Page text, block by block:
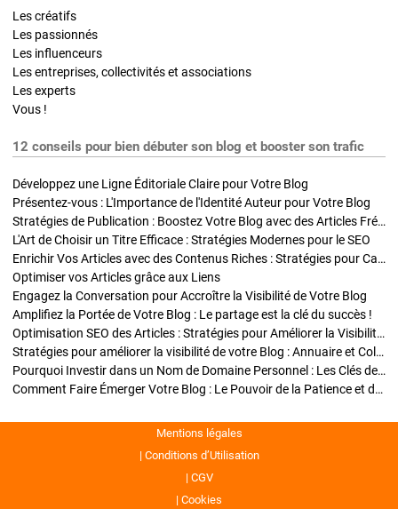
Les créatifs
Les passionnés
Les influenceurs
Les entreprises, collectivités et associations
Les experts
Vous !
12 conseils pour bien débuter son blog et booster son trafic
Développez une Ligne Éditoriale Claire pour Votre Blog
Présentez-vous : L'Importance de l'Identité Auteur pour Votre Blog
Stratégies de Publication : Boostez Votre Blog avec des Articles Fréquents et Exclusifs
L'Art de Choisir un Titre Efficace : Stratégies Modernes pour le SEO
Enrichir Vos Articles avec des Contenus Riches : Stratégies pour Captiver et Optimiser
Optimiser vos Articles grâce aux Liens
Engagez la Conversation pour Accroître la Visibilité de Votre Blog
Amplifiez la Portée de Votre Blog : Le partage est la clé du succès !
Optimisation SEO des Articles : Stratégies pour Améliorer la Visibilité de Votre Blog
Stratégies pour améliorer la visibilité de votre Blog : Annuaire et Collaborations
Pourquoi Investir dans un Nom de Domaine Personnel : Les Clés de la Réussite de Votre Blog
Comment Faire Émerger Votre Blog : Le Pouvoir de la Patience et de la Persévérance
Mentions légales
Conditions d’Utilisation
CGV
Cookies